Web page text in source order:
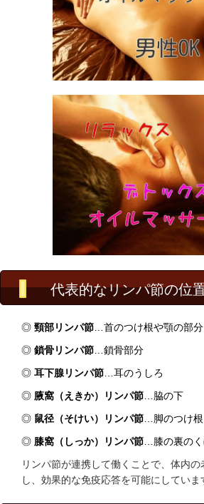
代表的なリンパ節の位
◎ 頸部リンパ節…首のつけ根や顎の部分
◎ 鎖骨リンパ節…鎖骨部分
◎ 耳下腺リンパ節…耳のうしろ
◎ 腋窩（えきか）リンパ節…脇の下
◎ 鼠径（そけい）リンパ節…脚のつけ根
◎ 膝窩（しっか）リンパ節…膝の裏のく
リンパ節が連携して働くことで、体内
し、効果的な免疫応答を可能にしていま